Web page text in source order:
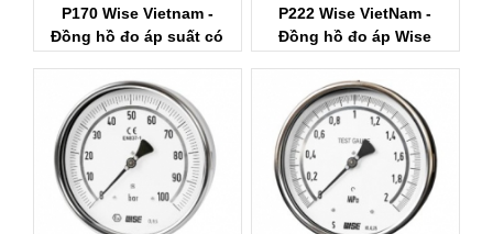
P170 Wise Vietnam -
Đồng hồ đo áp suất có
P222 Wise VietNam -
Đồng hồ đo áp Wise